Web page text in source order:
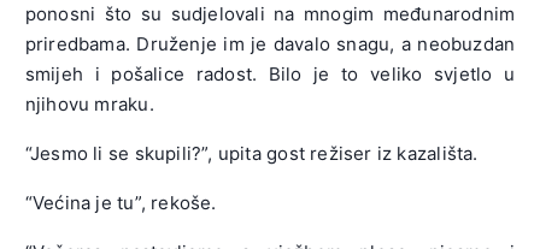
ponosni što su sudjelovali na mnogim međunarodnim
priredbama. Druženje im je davalo snagu, a neobuzdan
smijeh i pošalice radost. Bilo je to veliko svjetlo u
njihovu mraku.
“Jesmo li se skupili?”, upita gost režiser iz kazališta.
“Većina je tu”, rekoše.